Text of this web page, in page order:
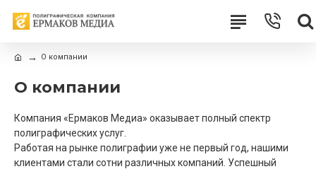
О компании
О компании
Компания «Ермаков Медиа» оказывает полный спектр
полиграфических услуг.
Работая на рынке полиграфии уже не первый год, нашими
клиентами стали сотни различных компаний. Успешный